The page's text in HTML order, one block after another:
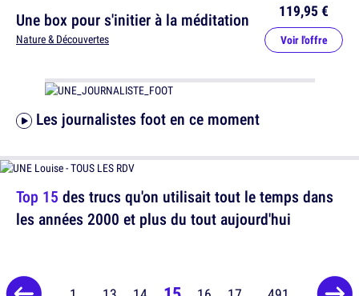
Top 15 des trucs qu'on utilisait tout le temps dans
les années 2000 et plus du tout aujourd'hui
Une box pour s'initier à la méditation
Nature & Découvertes
119,95 €
Voir l'offre
Les journalistes foot en ce moment